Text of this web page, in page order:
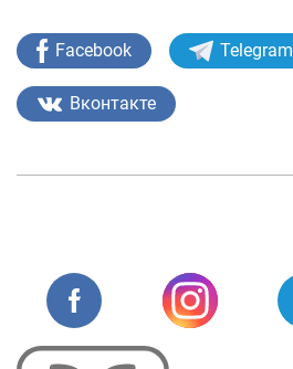
Facebook Telegram
Вконтакте